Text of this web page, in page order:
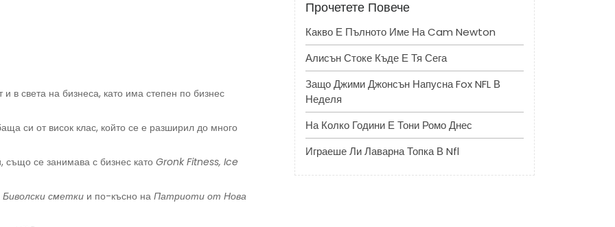
в света на бизнеса, като има степен по бизнес
си от висок клас, който се е разширил до много
също се занимава с бизнес като Gronk Fitness, Ice
Биволски сметки и по-късно на Патриоти от Нова
Прочетете Повече
Какво Е Пълното Име На Cam Newton
Алисън Стоке Къде Е Тя Сега
Защо Джими Джонсън Напусна Fox NFL В
Неделя
На Колко Години Е Тони Ромо Днес
Играеше Ли Лаварна Топка В Nfl